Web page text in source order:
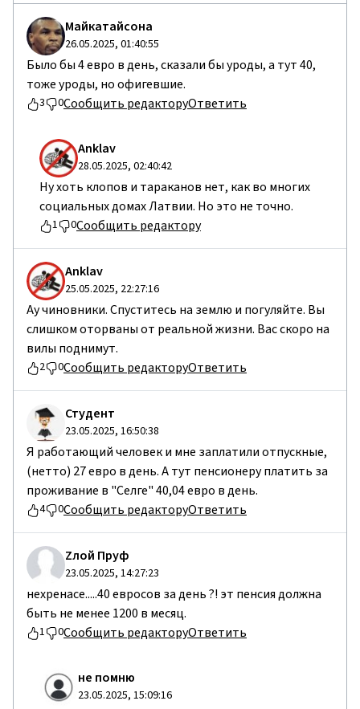
Майкатайсона
26.05.2025, 01:40:55
Было бы 4 евро в день, сказали бы уроды, а тут 40,
тоже уроды, но офигевшие.
3 0Сообщить редакторуОтветить
Anklav
28.05.2025, 02:40:42
Ну хоть клопов и тараканов нет, как во многих
социальных домах Латвии. Но это не точно.
1 0Сообщить редактору
Anklav
25.05.2025, 22:27:16
Ау чиновники. Спуститесь на землю и погуляйте. Вы
слишком оторваны от реальной жизни. Вас скоро на
вилы поднимут.
2 0Сообщить редакторуОтветить
Студент
23.05.2025, 16:50:38
Я работающий человек и мне заплатили отпускные,
(нетто) 27 евро в день. А тут пенсионеру платить за
проживание в "Селге" 40,04 евро в день.
4 0Сообщить редакторуОтветить
Zлой Пруф
23.05.2025, 14:27:23
нехренасе.....40 евросов за день ?! эт пенсия должна
быть не менее 1200 в месяц.
1 0Сообщить редакторуОтветить
не помню
23.05.2025, 15:09:16